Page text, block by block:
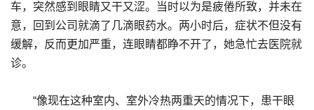
车，突然感到眼睛又干又涩。当时以为是疲倦所致，并未在
意，回到公司就滴了几滴眼药水。两小时后，症状不但没有
缓解，反而更加严重，连眼睛都睁不开了，她急忙去医院就
诊。
“像现在这种室内、室外冷热两重天的情况下，患干眼